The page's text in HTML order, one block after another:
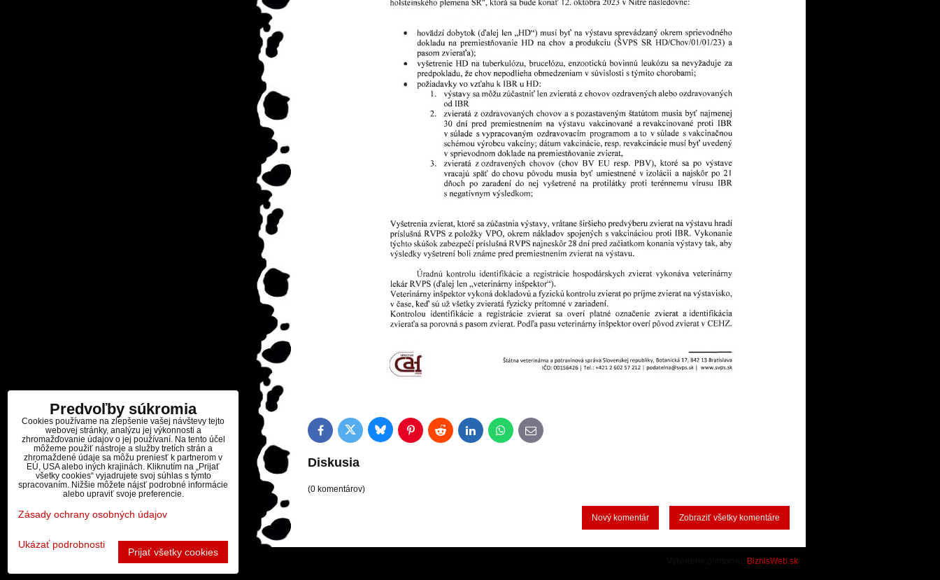
FacebookTwitter Bluesky PinterestReddit LinkedIn WhatsAppE-
mail
Diskusia
(0 komentárov)
Zobraziť všetky komentáre
Nový komentár
BiznisWeb.sk
Predvoľby súkromia
Cookies používame na zlepšenie vašej návštevy tejto
webovej stránky, analýzu jej výkonnosti a
zhromažďovanie údajov o jej používaní. Na tento účel
môžeme použiť nástroje a služby tretích strán a
zhromaždené údaje sa môžu preniesť k partnerom v
EÚ, USA alebo iných krajinách. Kliknutím na „Prijať
všetky cookies“ vyjadrujete svoj súhlas s týmto
spracovaním. Nižšie môžete nájsť podrobné informácie
alebo upraviť svoje preferencie.
Zásady ochrany osobných údajov
Ukázať podrobnosti
Prijať všetky cookies